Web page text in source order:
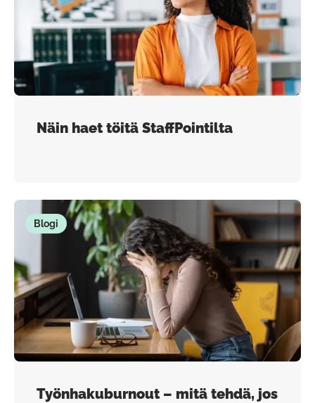
Näin haet töitä StaffPointilta
Blogi
Työnhakuburnout – mitä tehdä, jos